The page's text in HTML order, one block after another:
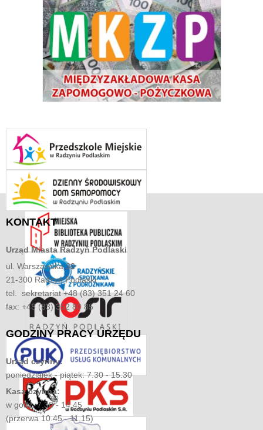
KONTAKT
Urząd MiastaRadzyń Podlaski
ul. Warszawska 32
21-300 Radzyń Podlaski
tel. sekretariat +48 (83) 351 24 60
fax: +48 (83) 352 80 85
GODZINYPRACY URZĘDU
Urząd czynny:
poniedziałek - piątek: 7.30 - 15.30
Kasa czynna:
w godz. 7.30 - 14.45
(przerwa 10.45 - 11.15)